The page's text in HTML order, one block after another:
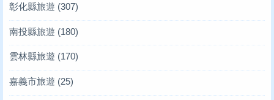
彰化縣旅遊 (307)
南投縣旅遊 (180)
雲林縣旅遊 (170)
嘉義市旅遊 (25)